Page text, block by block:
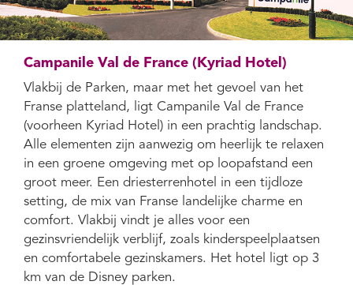
Campanile Val de France (Kyriad Hotel)
Vlakbij de Parken, maar met het gevoel van het
Franse platteland, ligt Campanile Val de France
(voorheen Kyriad Hotel) in een prachtig landschap.
Alle elementen zijn aanwezig om heerlijk te relaxen
in een groene omgeving met op loopafstand een
groot meer. Een driesterrenhotel in een tijdloze
setting, de mix van Franse landelijke charme en
comfort. Vlakbij vindt je alles voor een
gezinsvriendelijk verblijf, zoals kinderspeelplaatsen
en comfortabele gezinskamers. Het hotel ligt op 3
km van de Disney parken.